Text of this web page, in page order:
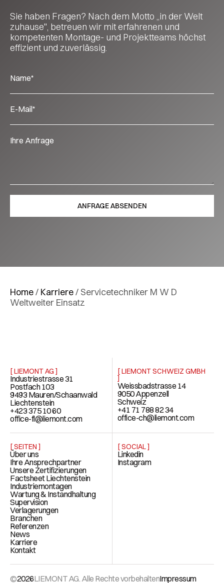
Sie haben Fragen? Nach dem Motto „in der Welt
zuhause", betreuen wir mit erfahrenen und
kompetenten Montage- und Projektteams höchst
effizient und zuverlässig.
Home/ Karriere/ Servicetechniker M W D
Weltweiter Einsatz
[ LIEMONT AG ]
Industriestrasse 31
Postfach 103
9493 Mauren/Schaanwald
Liechtenstein
+423 375 10 60
office-fl@liemont.com
[ LIEMONT SCHWEIZ GMBH
]
Weissbadstrasse 14
9050 Appenzell
Schweiz
+41 71 788 82 34
office-ch@liemont.com
[ SEITEN ]
Über uns
Ihre Ansprechpartner
Unsere Zertifizierungen
Factsheet Liechtenstein
Industriemontagen
Wartung & Instandhaltung
Supervision
Verlagerungen
Branchen
Referenzen
News
Karriere
Kontakt
[ SOCIAL ]
Linkedin
Instagram
©2026LIEMONT AG. Alle Rechte vorbehaltenImpressum